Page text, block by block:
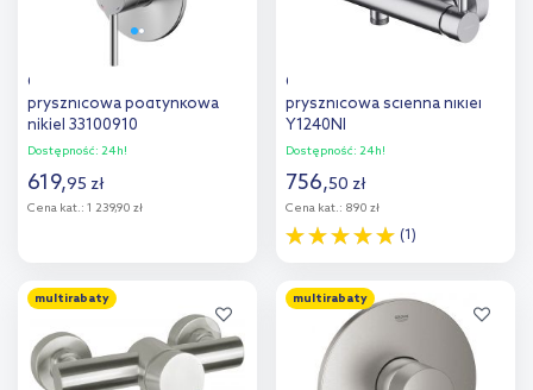
Oltens Molle bateria
prysznicowa podtynkowa
nikiel 33100910
Dostępność: 24h!
619,95 zł
Cena kat.: 1 239,90 zł
Dodaj do
porównania
Omnires Y bateria
prysznicowa ścienna nikiel
Y1240NI
Dostępność: 24h!
756,50 zł
Cena kat.: 890 zł
(1)
Dodaj do
porównania
multirabaty multirabaty